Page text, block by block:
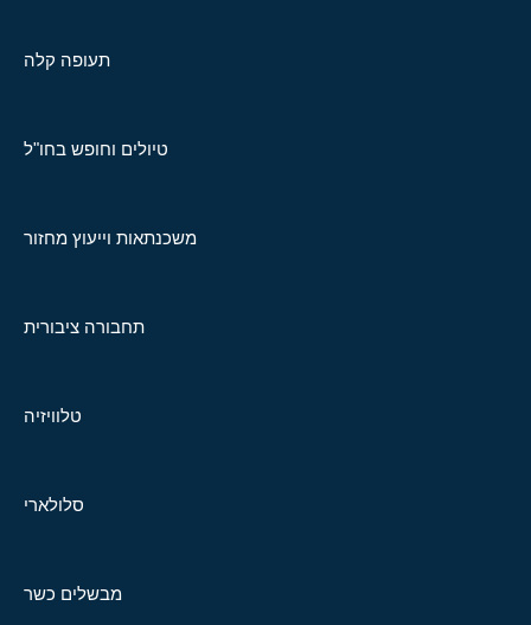
תעופה קלה
טיולים וחופש בחו"ל
משכנתאות וייעוץ מחזור
תחבורה ציבורית
טלוויזיה
סלולארי
מבשלים כשר